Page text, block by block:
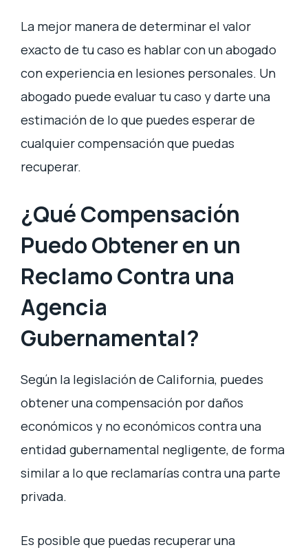
La mejor manera de determinar el valor
exacto de tu caso es hablar con un abogado
con experiencia en lesiones personales. Un
abogado puede evaluar tu caso y darte una
estimación de lo que puedes esperar de
cualquier compensación que puedas
recuperar.
¿Qué Compensación
Puedo Obtener en un
Reclamo Contra una
Agencia
Gubernamental?
Según la legislación de California, puedes
obtener una compensación por daños
económicos y no económicos contra una
entidad gubernamental negligente, de forma
similar a lo que reclamarías contra una parte
privada.
Es posible que puedas recuperar una